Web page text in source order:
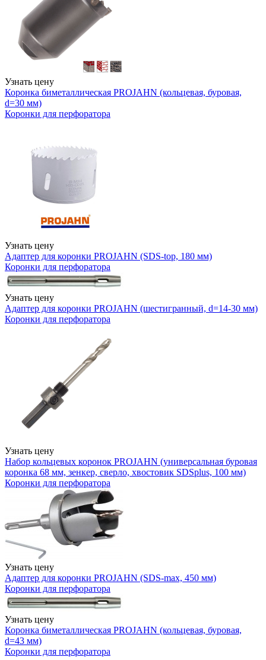
Узнать цену
Коронка биметаллическая PROJAHN (кольцевая, буровая,
d=30 мм)
Коронки для перфоратора
Узнать цену
Адаптер для коронки PROJAHN (SDS-top, 180 мм)
Коронки для перфоратора
Узнать цену
Адаптер для коронки PROJAHN (шестигранный, d=14-30 мм)
Коронки для перфоратора
Узнать цену
Набор кольцевых коронок PROJAHN (универсальная буровая
коронка 68 мм, зенкер, сверло, хвостовик SDSplus, 100 мм)
Коронки для перфоратора
Узнать цену
Адаптер для коронки PROJAHN (SDS-max, 450 мм)
Коронки для перфоратора
Узнать цену
Коронка биметаллическая PROJAHN (кольцевая, буровая,
d=43 мм)
Коронки для перфоратора